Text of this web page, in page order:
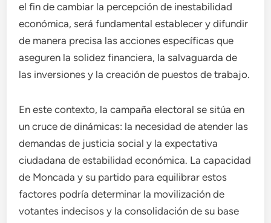
el fin de cambiar la percepción de inestabilidad
económica, será fundamental establecer y difundir
de manera precisa las acciones específicas que
aseguren la solidez financiera, la salvaguarda de
las inversiones y la creación de puestos de trabajo.
En este contexto, la campaña electoral se sitúa en
un cruce de dinámicas: la necesidad de atender las
demandas de justicia social y la expectativa
ciudadana de estabilidad económica. La capacidad
de Moncada y su partido para equilibrar estos
factores podría determinar la movilización de
votantes indecisos y la consolidación de su base